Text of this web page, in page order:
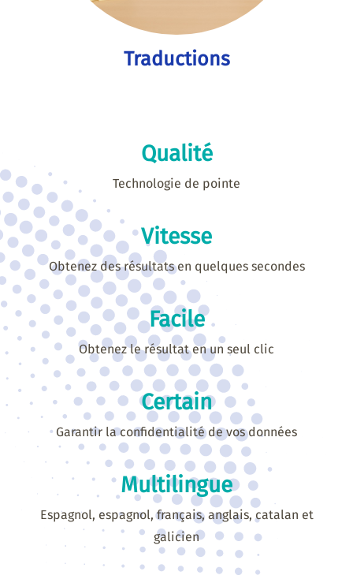
Traductions
Qualité
Technologie de pointe
Vitesse
Obtenez des résultats en quelques secondes
Facile
Obtenez le résultat en un seul clic
Certain
Garantir la confidentialité de vos données
Multilingue
Espagnol, espagnol, français, anglais, catalan et
galicien